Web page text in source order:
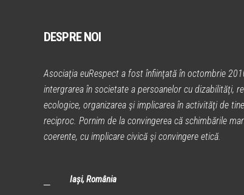
DESPRE NOI
Asociaţia euRespect a fost înfiinţată în octombrie
intergrarea în societate a persoanelor cu dizabilităţi,
ecologice, organizarea şi implicarea în activităţi de
reciproc. Pornim de la convingerea că schimbările
coerente, cu implicare civică şi convingere etică.
Iași, România